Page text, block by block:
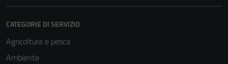
CATEGORIE DI SERVIZIO
Agricoltura e pesca
Ambiente